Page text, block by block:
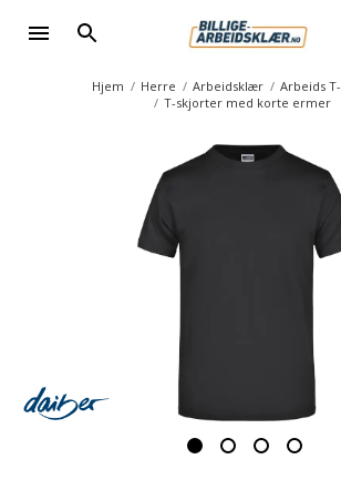
Hjem Herre Arbeidsklær
Arbeids
T-skjorter med korte ermer